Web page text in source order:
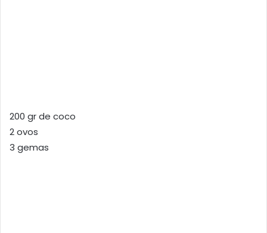
200 gr de coco
2 ovos
3 gemas